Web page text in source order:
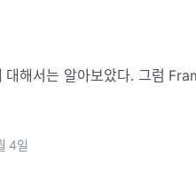
해서는 알아보았다. 그럼
4일